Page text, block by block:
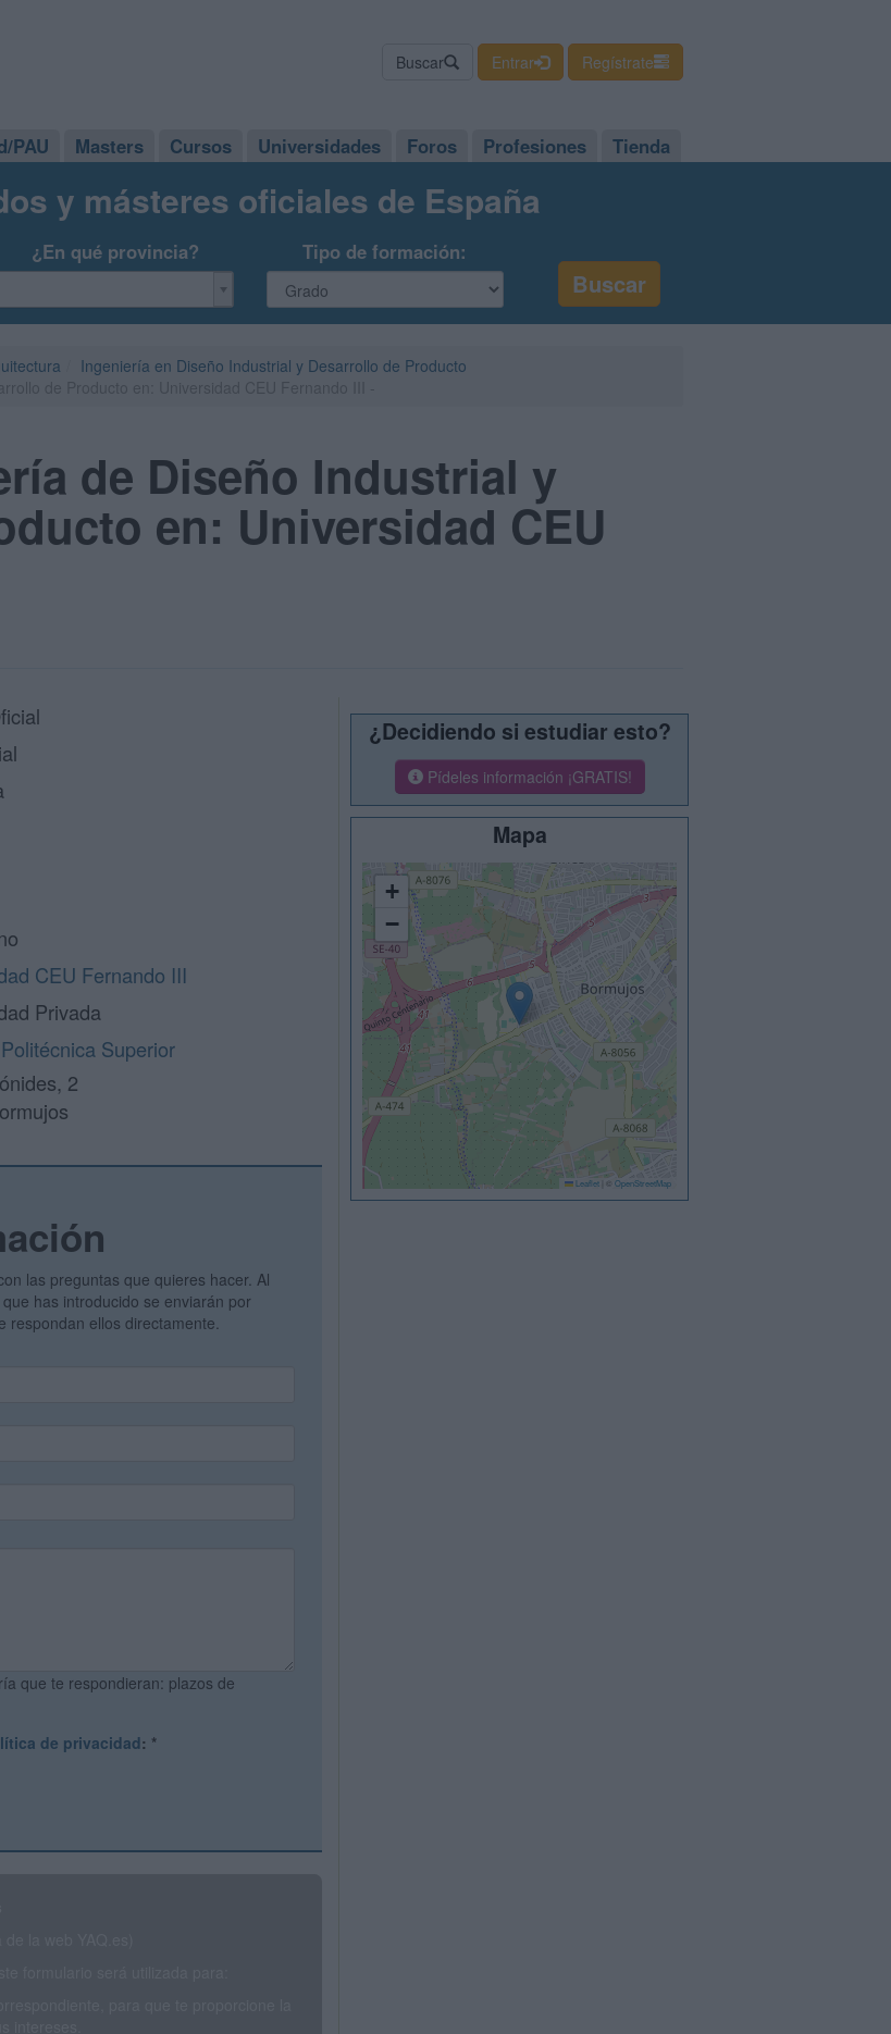
Buscar Entrar Regístrate
PAU Masters Cursos Universidades Foros Profesiones Tienda
y másteres oficiales de España
¿En qué provincia? Tipo de formación:
Ingeniería en Diseño Industrial y Desarrollo de Producto
de Diseño Industrial y
en: Universidad CEU
CEU Fernando III
Privada
Superior
2
las preguntas que quieres hacer. Al
has introducido se enviarán por
respondan ellos directamente.
que te respondieran: plazos de
de privacidad: *
¿Decidiendo si estudiar esto?
Pídeles información ¡GRATIS!
Mapa
+
−
Leaflet © OpenStreetMap